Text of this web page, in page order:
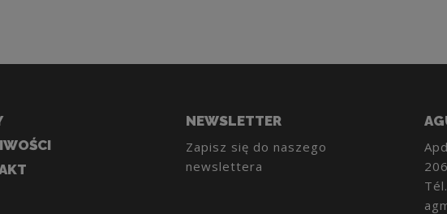
NEWSLETTER
Zapisz się do naszego
newslettera
Tél.